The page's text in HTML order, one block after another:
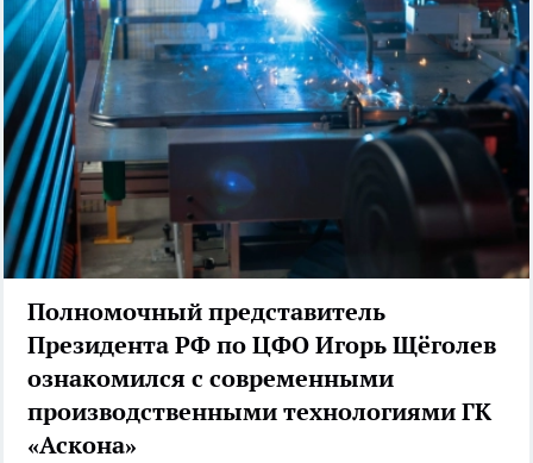
Полномочный представитель
Президента РФ по ЦФО Игорь Щёголев
ознакомился с современными
производственными технологиями ГК
«Аскона»